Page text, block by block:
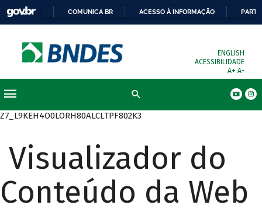
COMUNICA BR ACESSO À INFORMAÇÃO
ENGLISH
ACESSIBILIDADE
A+ A-
Z7_L9KEH4O0LORH80ALCLTPF802K3
Visualizador do
Conteúdo da Web